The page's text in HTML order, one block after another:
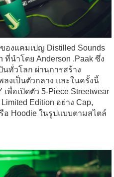
งแคมเปญ Distilled Sounds
นำโดย Anderson .Paak ซึ่ง
นทั่วโลก ผ่านการสร้าง
ลงเป็นตัวกลาง และในครั้งนี้
พื่อเปิดตัว 5-Piece Streetwear
Edition อย่าง Cap,
อ Hoodie ในรูปแบบตามสไตล์